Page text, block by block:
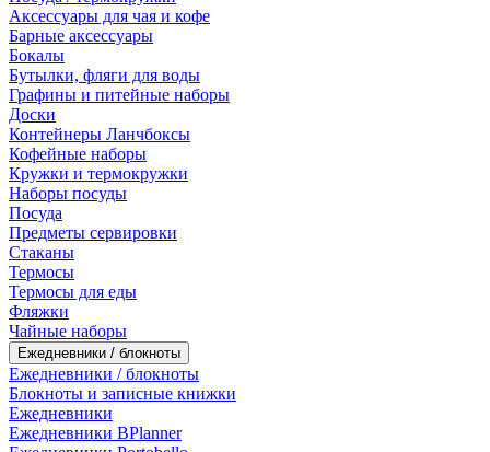
Аксессуары для чая и кофе
Барные аксессуары
Бокалы
Бутылки, фляги для воды
Графины и питейные наборы
Доски
Контейнеры Ланчбоксы
Кофейные наборы
Кружки и термокружки
Наборы посуды
Посуда
Предметы сервировки
Стаканы
Термосы
Термосы для еды
Фляжки
Чайные наборы
Ежедневники / блокноты
Ежедневники / блокноты
Блокноты и записные книжки
Ежедневники
Ежедневники BPlanner